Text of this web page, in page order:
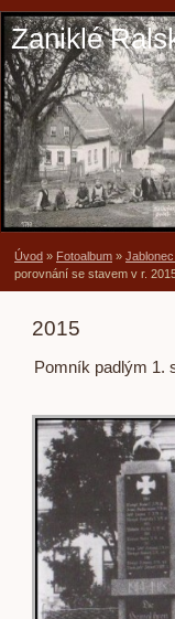
Zaniklé
Úvod » Fotoalbum »
porovnání se stavem v r.
2015
Pomník padlým 1.